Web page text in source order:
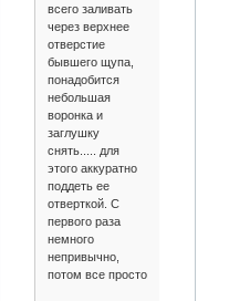
всего заливать
через верхнее
отверстие
бывшего щупа,
понадобится
небольшая
воронка и
заглушку
снять..... для
этого аккуратно
поддеть ее
отверткой. С
первого раза
немного
непривычно,
потом все просто